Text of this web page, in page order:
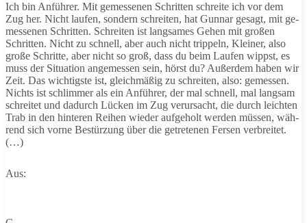
Ich bin Anführer. Mit gemessenen Schritten schreite ich vor dem
Zug her. Nicht laufen, sondern schreiten, hat Gunnar gesagt, mit ge-
messenen Schritten. Schreiten ist langsames Gehen mit großen
Schritten. Nicht zu schnell, aber auch nicht trippeln, Kleiner, also
große Schritte, aber nicht so groß, dass du beim Laufen wippst, es
muss der Situation angemessen sein, hörst du? Außerdem haben wir
Zeit. Das wichtigste ist, gleichmäßig zu schreiten, also: gemessen.
Nichts ist schlimmer als ein Anführer, der mal schnell, mal langsam
schreitet und dadurch Lücken im Zug verursacht, die durch leichten
Trab in den hinteren Reihen wieder aufgeholt werden müssen, wäh-
rend sich vorne Bestürzung über die getretenen Fersen verbreitet.
(…)
Aus: